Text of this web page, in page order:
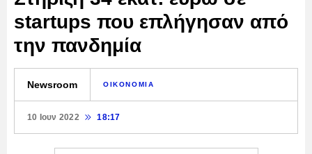
startups που επλήγησαν από
την πανδημία
Newsroom ΟΙΚΟΝΟΜΙΑ
10 Ιουν 2022 18:17